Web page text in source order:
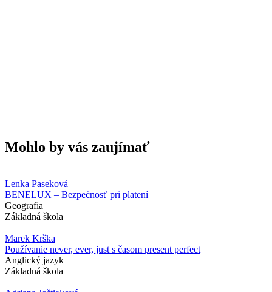
Mohlo by vás zaujímať
Lenka Paseková
BENELUX – Bezpečnosť pri platení
Geografia
Základná škola
Marek Krška
Používanie never, ever, just s časom present perfect
Anglický jazyk
Základná škola